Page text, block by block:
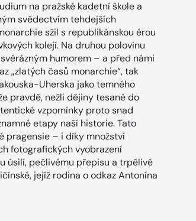
na pražské kadetní škole a
svědectvím tehdejších
sžil s republikánskou érou
kolejí. Na druhou polovinu
humorem – a před námi
„zlatých časů monarchie“, tak
Uherska jako temného
pravdě, nežli dějiny tesané do
vzpomínky proto snad
etapy naší historie. Tato
pragensie – i díky množství
fotografických vyobrazení
úsilí, pečlivému přepisu a trpělivé
jejíž rodina o odkaz Antonína